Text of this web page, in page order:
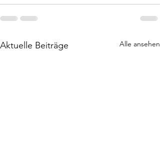
Aktuelle Beiträge Alle ansehen